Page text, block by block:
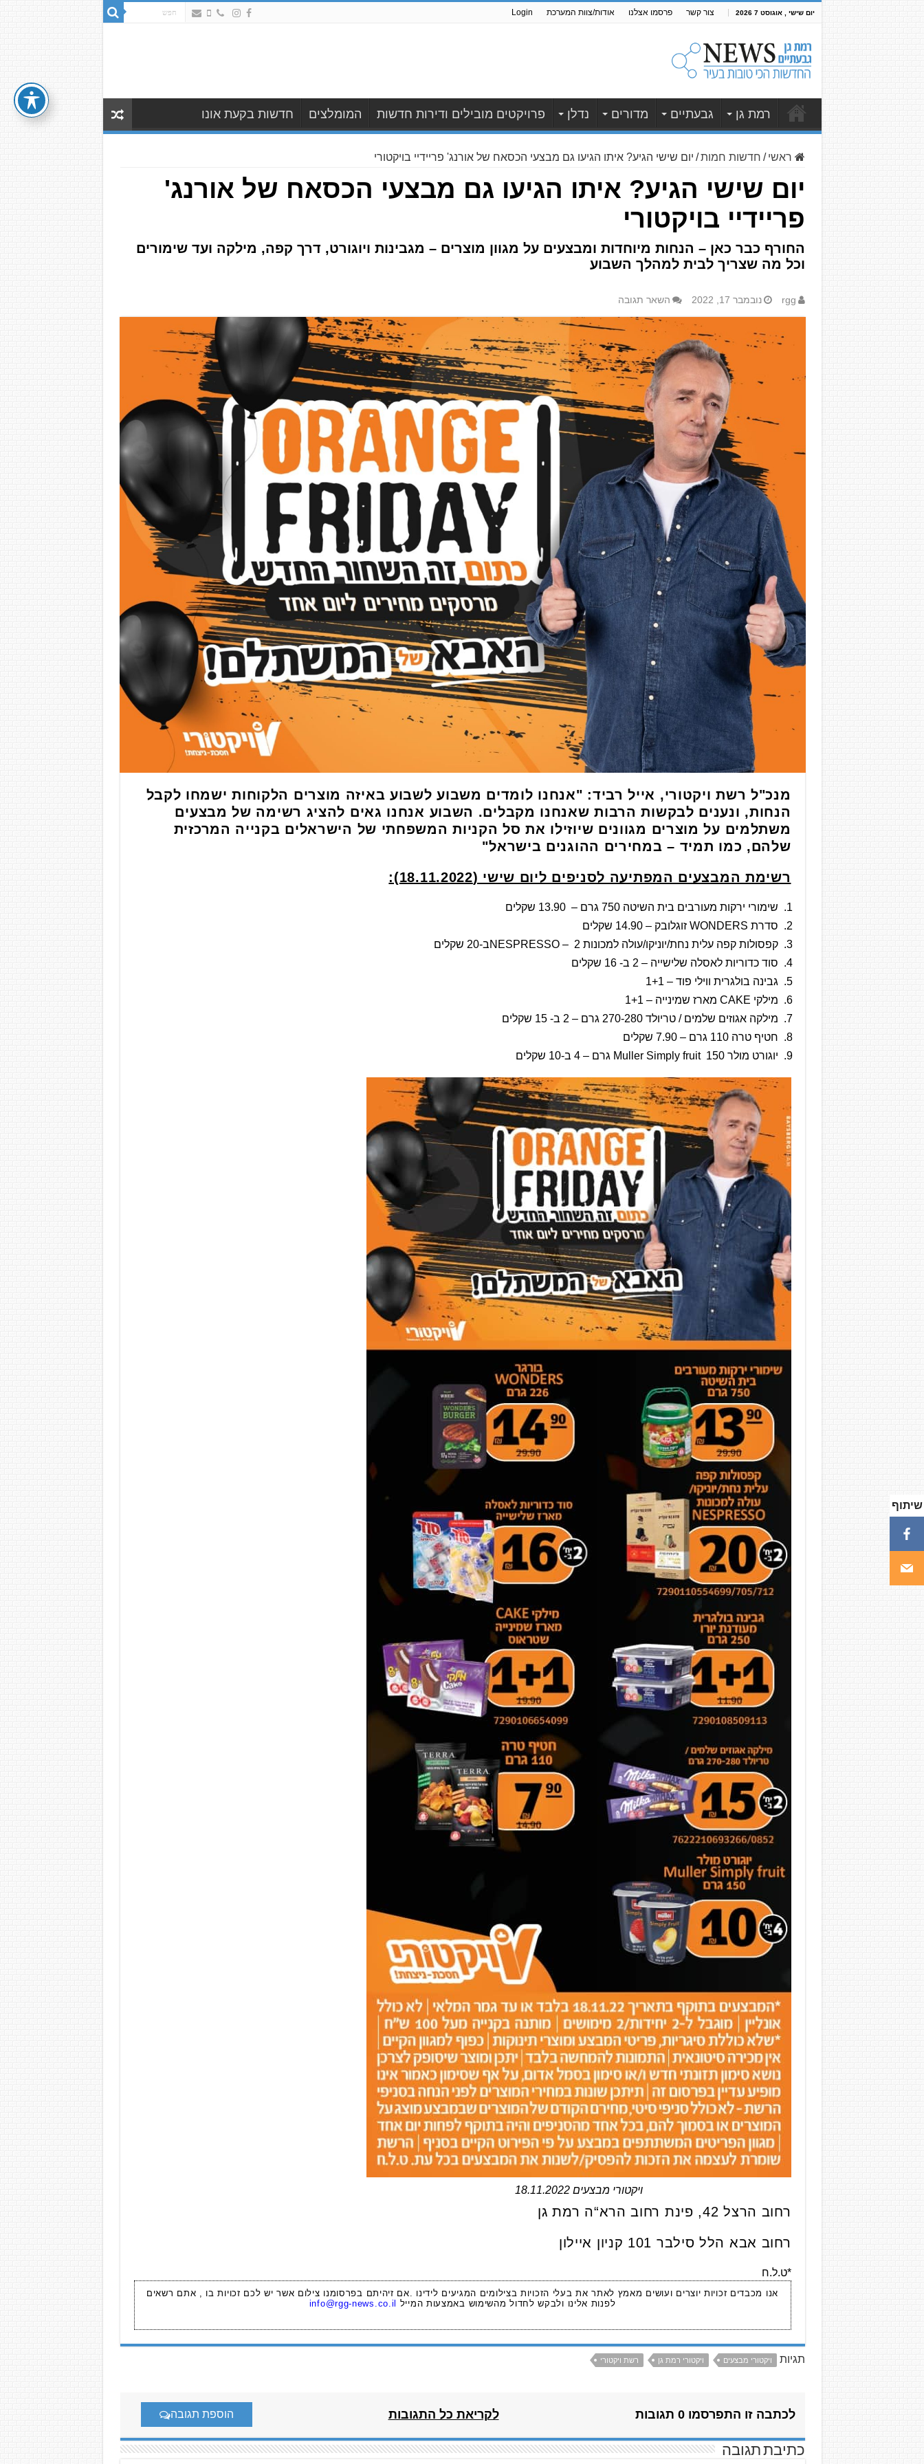
יום שישי , אוגוסט 7 2026 צור קשר פרסמו אצלנו אודות/צוות המערכת Login
רמת גן גבעתיים מדורים נדלן פרויקטים מובילים ודירות חדשות המומלצים חדשות בקעת אונו
ראשי / חדשות חמות / יום שישי הגיע? איתו הגיעו גם מבצעי הכסאח של אורנג' פריידיי בויקטורי
יום שישי הגיע? איתו הגיעו גם מבצעי הכסאח של אורנג'
פריידיי בויקטורי
החורף כבר כאן – הנחות מיוחדות ומבצעים על מגוון מוצרים – מגבינות ויוגורט, דרך קפה, מילקה ועד שימורים
וכל מה שצריך לבית למהלך השבוע
rgg נובמבר 17, 2022 השאר תגובה
מנכ"ל רשת ויקטורי, אייל רביד: "אנחנו לומדים משבוע לשבוע באיזה מוצרים הלקוחות ישמחו לקבל
הנחות, ונענים לבקשות הרבות שאנחנו מקבלים. השבוע אנחנו גאים להציג רשימה של מבצעים
משתלמים על מוצרים מגוונים שיוזילו את סל הקניות המשפחתי של הישראלים בקנייה המרכזית
שלהם, כמו תמיד – במחירים ההוגנים בישראל"
רשימת המבצעים המפתיעה לסניפים ליום שישי (18.11.2022):
שימורי ירקות מעורבים בית השיטה 750 גרם – 13.90 שקלים
סדרת WONDERS זוגלובק – 14.90 שקלים
קפסולות קפה עלית נחת/יוניקו/עולה למכונות NESPRESSO – 2ב-20 שקלים
סוד כדוריות לאסלה שלישייה – 2 ב- 16 שקלים
גבינה בולגרית ווילי פוד – 1+1
מילקי CAKE מארז שמינייה – 1+1
מילקה אגוזים שלמים / טריולד 270-280 גרם – 2 ב- 15 שקלים
חטיף טרה 110 גרם – 7.90 שקלים
יוגורט מולר Muller Simply fruit 150 גרם – 4 ב-10 שקלים
ויקטורי מבצעים 18.11.2022
רחוב הרצל 42, פינת רחוב הרא“ה רמת גן
רחוב אבא הלל סילבר 101 קניון איילון
*ט.ל.ח
אנו מכבדים זכויות יוצרים ועושים מאמץ לאתר את בעלי הזכויות בצילומים המגיעים לידינו .אם זיהיתם בפרסומנו צילום אשר יש לכם זכויות בו , אתם רשאים
לפנות אלינו ולבקש לחדול מהשימוש באמצעות המייל info@rgg-news.co.il
תגיות ויקטורי מבצעים ויקטורי רמת גן רשת ויקטורי
לכתבה זו התפרסמו 0 תגובות לקריאת כל התגובות הוספת תגובה
כתיבת תגובה
שיתוף